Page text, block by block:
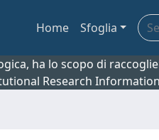
Home Sfoglia
ha lo scopo di
Research